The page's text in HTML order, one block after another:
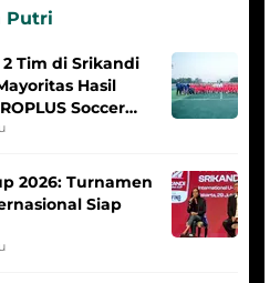
Putri
Tim di Srikandi
Hasil
Soccer
2026: Turnamen
Siap